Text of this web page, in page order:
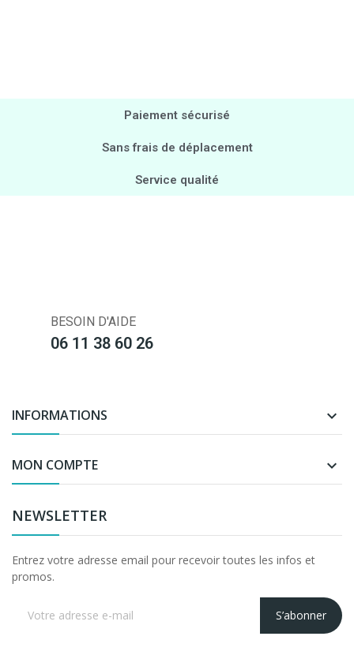
Paiement sécurisé
Sans frais de déplacement
Service qualité
BESOIN D'AIDE
06 11 38 60 26
INFORMATIONS 
MON COMPTE 
NEWSLETTER
Entrez votre adresse email pour recevoir toutes les infos et
promos.
S’abonner